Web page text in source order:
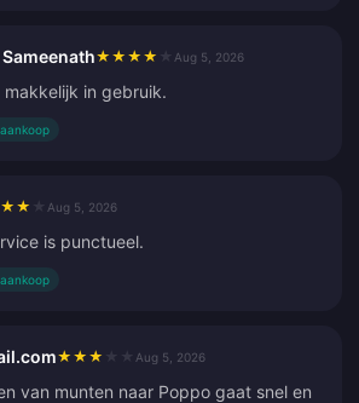
★ ★ ★ ★ Aug 5, 2026
makkelijk in gebruik.
★ ★ Aug 5, 2026
is punctueel.
★ ★ ★ Aug 5, 2026
van munten naar Poppo gaat snel en